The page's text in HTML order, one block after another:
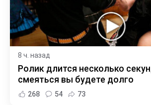
8 ч. назад
Ролик длится несколько
смеяться вы будете долго
268 54 73